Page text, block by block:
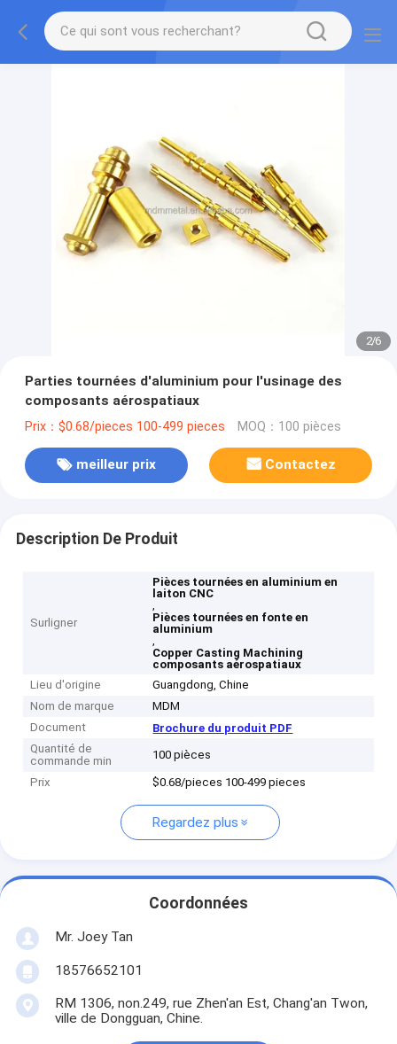
2/6
Parties tournées d'aluminium pour l'usinage des
composants aérospatiaux
Prix：$0.68/pieces 100-499 pieces MOQ：100 pièces
meilleur prix Contactez
Description De Produit
Surligner
Pièces tournées en aluminium en
laiton CNC
,
Pièces tournées en fonte en
aluminium
,
Copper Casting Machining
composants aérospatiaux
Lieu d'origine
Guangdong, Chine
Nom de marque
MDM
Document
Brochure du produit PDF
Quantité de
commande min
100 pièces
Prix $0.68/pieces 100-499 pieces
Regardez plus
Coordonnées
Mr. Joey Tan
18576652101
RM 1306, non.249, rue Zhen'an Est, Chang'an Twon,
ville de Dongguan, Chine.